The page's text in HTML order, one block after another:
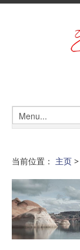
当前位置： 主页 >